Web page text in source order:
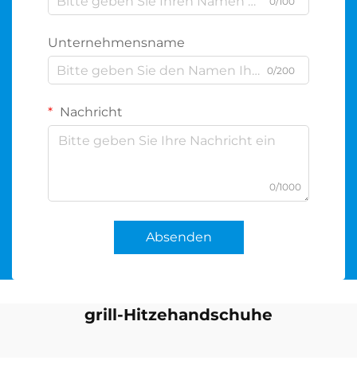
Unternehmensname
0/200
Nachricht
0/1000
Absenden
grill-Hitzehandschuhe